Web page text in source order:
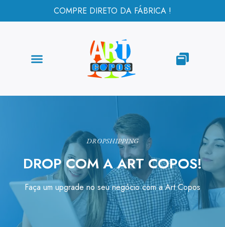
COMPRE DIRETO DA FÁBRICA !
DROPSHIPPING
DROP COM A ART COPOS!
Faça um upgrade no seu negócio com a Art Copos